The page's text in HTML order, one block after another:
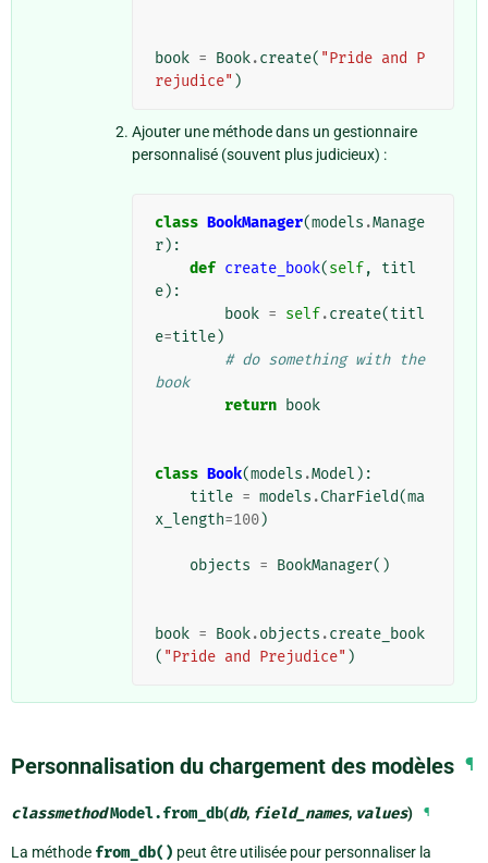
book = Book.create( "Pride and P
rejudice" )
Ajouter une méthode dans un gestionnaire
personnalisé (souvent plus judicieux) :
class BookManager(models .Manage
r):
def create_book(self,
titl
e):
book = self.create(titl
e=title)
# do something with the
book
return book
class Book(models .Model ):
title = models .CharField(ma
x_length=100)
objects = BookManager()
book = Book.objects .create_book
( "Pride and Prejudice" )
Personnalisation du chargement des modèles ¶
classmethodModel.from_db(db, field_names, values) ¶
La méthode from_db() peut être utilisée pour personnaliser la